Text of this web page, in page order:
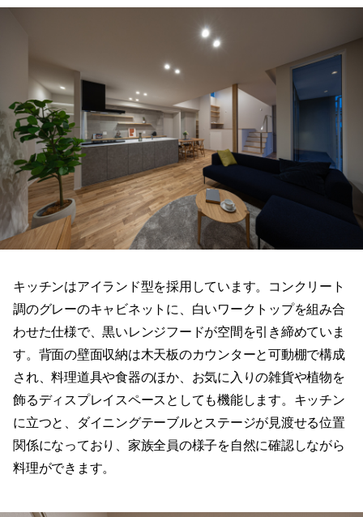
キッチンはアイランド型を採用しています。コンクリート
調のグレーのキャビネットに、白いワークトップを組み合
わせた仕様で、黒いレンジフードが空間を引き締めていま
す。背面の壁面収納は木天板のカウンターと可動棚で構成
され、料理道具や食器のほか、お気に入りの雑貨や植物を
飾るディスプレイスペースとしても機能します。キッチン
に立つと、ダイニングテーブルとステージが見渡せる位置
関係になっており、家族全員の様子を自然に確認しながら
料理ができます。